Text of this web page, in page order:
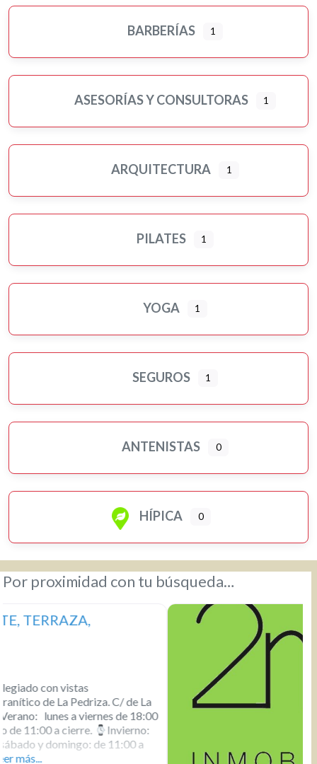
BARBERÍAS 1
ASESORÍAS Y CONSULTORAS 1
ARQUITECTURA 1
PILATES 1
YOGA 1
SEGUROS 1
ANTENISTAS 0
HÍPICA 0
Por proximidad con tu búsqueda…